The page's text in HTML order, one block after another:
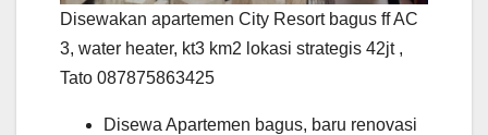
Disewakan apartemen City Resort bagus ff AC
3, water heater, kt3 km2 lokasi strategis 42jt ,
Tato 087875863425
Disewa Apartemen bagus, baru renovasi